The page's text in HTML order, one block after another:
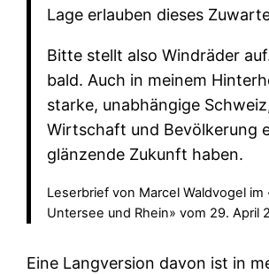
Lage erlauben dieses
Bitte stellt also Windräder
bald. Auch in meinem
starke, unabhängige
Wirtschaft und Bevölkerung
glänzende Zukunft haben.
Leserbrief von Marcel Waldvogel im
Untersee und Rhein» vom 29. April
Eine Langversion davon ist in